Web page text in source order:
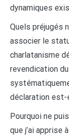
dynamiques
Quels préjugés
associer le
charlatanisme
revendication
déclaration
Pourquoi ne
que j’ai apprise